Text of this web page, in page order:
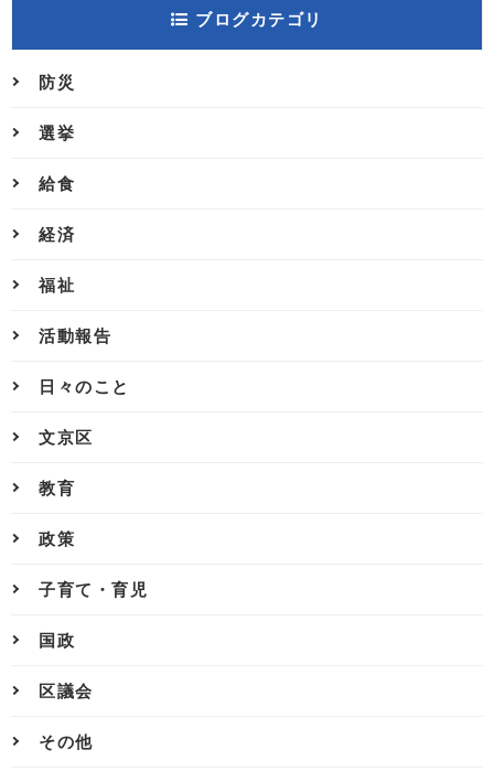
ブログカテゴリ
防災
選挙
給食
経済
福祉
活動報告
日々のこと
文京区
教育
政策
子育て・育児
国政
区議会
その他